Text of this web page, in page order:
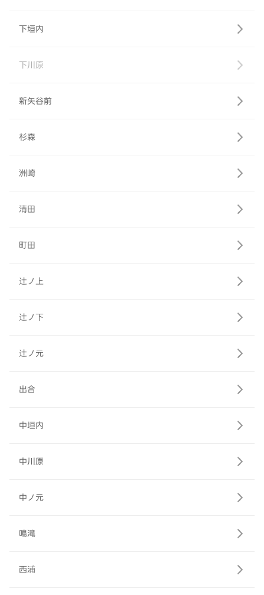
下垣内
下川原
新矢谷前
杉森
洲崎
清田
町田
辻ノ上
辻ノ下
辻ノ元
出合
中垣内
中川原
中ノ元
鳴滝
西浦